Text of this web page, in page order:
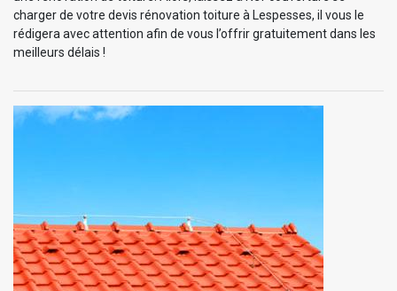
charger de votre devis rénovation toiture à Lespesses, il vous le
rédigera avec attention afin de vous l’offrir gratuitement dans les
meilleurs délais !